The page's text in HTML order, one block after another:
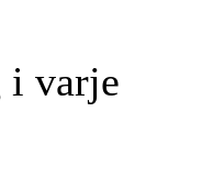
i varje